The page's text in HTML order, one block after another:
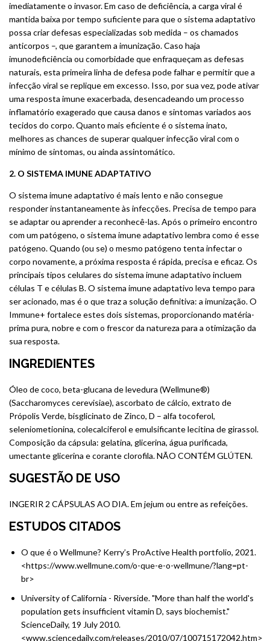
imediatamente o invasor. Em caso de deficiência, a carga viral é
mantida baixa por tempo suficiente para que o sistema adaptativo
possa criar defesas especializadas sob medida – os chamados
anticorpos –, que garantem a imunização. Caso haja
imunodeficiência ou comorbidade que enfraqueçam as defesas
naturais, esta primeira linha de defesa pode falhar e permitir que a
infecção viral se replique em excesso. Isso, por sua vez, pode ativar
uma resposta imune exacerbada, desencadeando um processo
inflamatório exagerado que causa danos e sintomas variados aos
tecidos do corpo. Quanto mais eficiente é o sistema inato,
melhores as chances de superar qualquer infecção viral com o
mínimo de sintomas, ou ainda assintomático.
2. O SISTEMA IMUNE ADAPTATIVO
O sistema imune adaptativo é mais lento e não consegue
responder instantaneamente às infecções. Precisa de tempo para
se adaptar ou aprender a reconhecê-las. Após o primeiro encontro
com um patógeno, o sistema imune adaptativo lembra como é esse
patógeno. Quando (ou se) o mesmo patógeno tenta infectar o
corpo novamente, a próxima resposta é rápida, precisa e eficaz. Os
principais tipos celulares do sistema imune adaptativo incluem
células T e células B. O sistema imune adaptativo leva tempo para
ser acionado, mas é o que traz a solução definitiva: a imunização. O
Immune+ fortalece estes dois sistemas, proporcionando matéria-
prima pura, nobre e com o frescor da natureza para a otimização da
sua resposta.
INGREDIENTES
Óleo de coco, beta-glucana de levedura (Wellmune®)
(Saccharomyces cerevisiae), ascorbato de cálcio, extrato de
Própolis Verde, bisglicinato de Zinco, D – alfa tocoferol,
seleniometionina, colecalciferol e emulsificante lecitina de girassol.
Composição da cápsula: gelatina, glicerina, água purificada,
umectante glicerina e corante clorofila. NÃO CONTÉM GLÚTEN.
SUGESTÃO DE USO
INGERIR 2 CÁPSULAS AO DIA. Em jejum ou entre as refeições.
ESTUDOS CITADOS
O que é o Wellmune? Kerry’s ProActive Health portfolio, 2021.
<https://www.wellmune.com/o-que-e-o-wellmune/?lang=pt-
br>
University of California - Riverside. "More than half the world's
population gets insufficient vitamin D, says biochemist."
ScienceDaily, 19 July 2010.
<www.sciencedaily.com/releases/2010/07/100715172042.htm>